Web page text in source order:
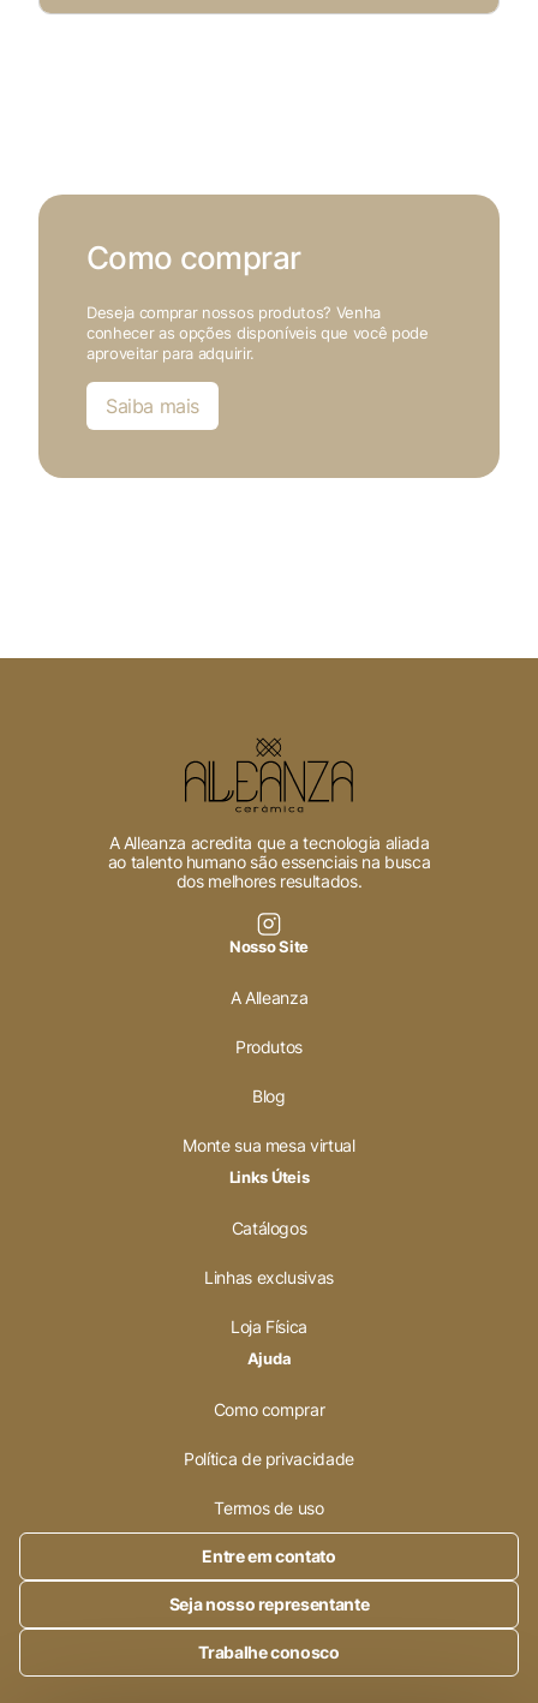
Como comprar
Deseja comprar nossos produtos? Venha
conhecer as opções disponíveis que você pode
aproveitar para adquirir.
Saiba mais
A Alleanza acredita que a tecnologia aliada
ao talento humano são essenciais na busca
dos melhores resultados.
Nosso Site
A Alleanza
Produtos
Blog
Monte sua mesa virtual
Links Úteis
Catálogos
Linhas exclusivas
Loja Física
Ajuda
Como comprar
Política de privacidade
Termos de uso
Entre em contato
Seja nosso representante
Trabalhe conosco